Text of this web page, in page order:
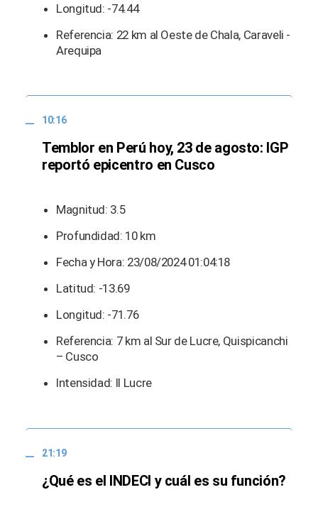
Longitud: -74.44
Referencia: 22 km al Oeste de Chala, Caraveli -
Arequipa
10:16
Temblor en Perú hoy, 23 de agosto: IGP
reportó epicentro en Cusco
Magnitud: 3.5
Profundidad: 10 km
Fecha y Hora: 23/08/2024 01:04:18
Latitud: -13.69
Longitud: -71.76
Referencia: 7 km al Sur de Lucre, Quispicanchi
– Cusco
Intensidad: II Lucre
21:19
¿Qué es el INDECI y cuál es su función?